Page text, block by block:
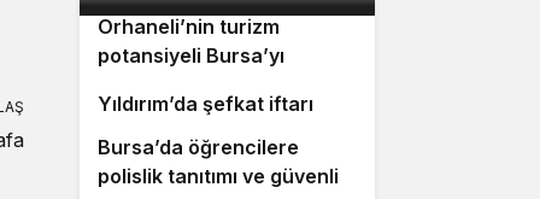
Orhaneli’nin turizm
potansiyeli Bursa’yı
3
Yıldırım’da şefkat iftarı
4
Bursa’da öğrencilere
polislik tanıtımı ve güvenlik
5